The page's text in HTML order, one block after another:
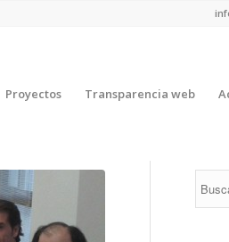
Proyectos Transparencia web